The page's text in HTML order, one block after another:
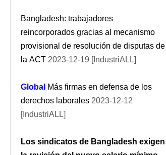
Bangladesh: trabajadores
reincorporados gracias al mecanismo
provisional de resolución de disputas de
la ACT 2023-12-19 [IndustriALL]
Global Más firmas en defensa de los
derechos laborales 2023-12-12
[IndustriALL]
Los sindicatos de Bangladesh exigen